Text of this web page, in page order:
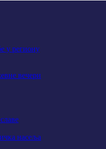
у региону
вечери
насеља